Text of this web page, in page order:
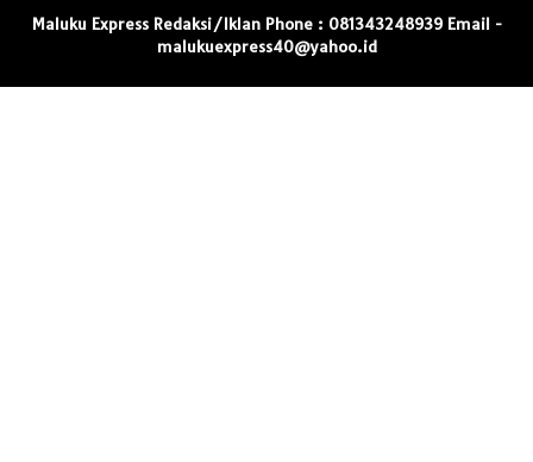
Maluku Express Redaksi/Iklan Phone : 081343248939 Email -
malukuexpress40@yahoo.id